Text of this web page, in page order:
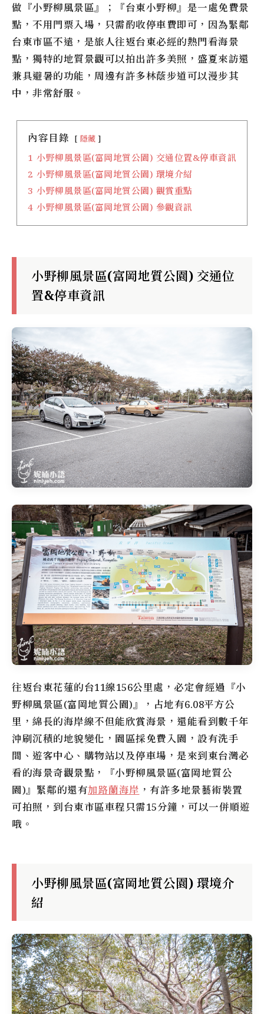
做『小野柳風景區』；『台東小野柳』是一處免費景
點，不用門票入場，只需酌收停車費即可，因為緊鄰
台東市區不遠，是旅人往返台東必經的熱門看海景
點，獨特的地質景觀可以拍出許多美照，盛夏來訪還
兼具避暑的功能，周邊有許多林蔭步道可以漫步其
中，非常舒服。
內容目錄 隱藏
1 小野柳風景區(富岡地質公園) 交通位置&停車資訊
2 小野柳風景區(富岡地質公園) 環境介紹
3 小野柳風景區(富岡地質公園) 觀賞重點
4 小野柳風景區(富岡地質公園) 參觀資訊
小野柳風景區(富岡地質公園) 交通位
置&停車資訊
往返台東花蓮的台11線156公里處，必定會經過『小
野柳風景區(富岡地質公園)』，占地有6.08平方公
里，綿長的海岸線不但能欣賞海景，還能看到數千年
沖刷沉積的地貌變化，園區採免費入園，設有洗手
間、遊客中心、購物站以及停車場，是來到東台灣必
看的海景奇觀景點，『小野柳風景區(富岡地質公
園)』緊鄰的還有加路蘭海岸 ，有許多地景藝術裝置
可拍照，到台東市區車程只需15分鐘，可以一併順遊
哦。
小野柳風景區(富岡地質公園) 環境介
紹